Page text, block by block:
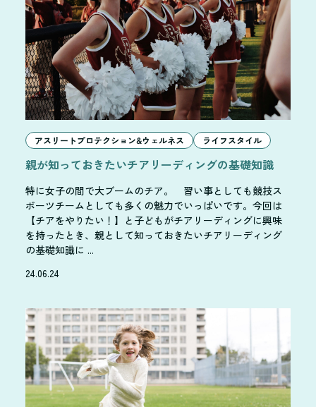
アスリートプロテクション&ウェルネス ライフスタイル
親が知っておきたいチアリーディングの基礎知識
特に女子の間で大ブームのチア。 習い事としても競技ス
ポーツチームとしても多くの魅力でいっぱいです。今回は
【チアをやりたい！】と子どもがチアリーディングに興味
を持ったとき、親として知っておきたいチアリーディング
の基礎知識に ...
24.06.24